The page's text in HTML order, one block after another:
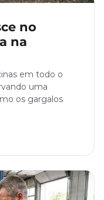
no
na
em todo o
uma
os gargalos